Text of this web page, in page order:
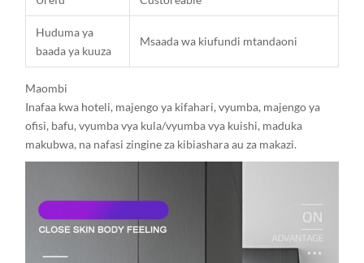
Huduma ya
baada ya kuuza
Msaada wa kiufundi mtandaoni
Maombi
Inafaa kwa hoteli, majengo ya kifahari, vyumba, majengo ya
ofisi, bafu, vyumba vya kula/vyumba vya kuishi, maduka
makubwa, na nafasi zingine za kibiashara au za makazi.